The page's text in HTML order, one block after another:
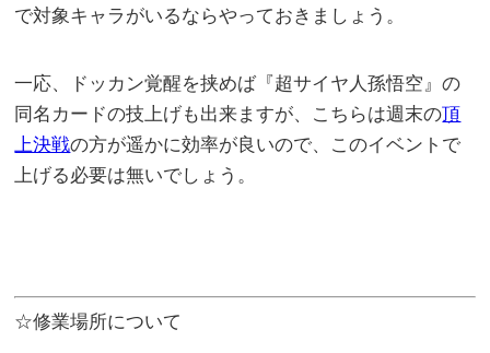
で対象キャラがいるならやっておきましょう。
一応、ドッカン覚醒を挟めば『超サイヤ人孫悟空』の
同名カードの技上げも出来ますが、こちらは週末の頂
上決戦の方が遥かに効率が良いので、このイベントで
上げる必要は無いでしょう。
☆修業場所について